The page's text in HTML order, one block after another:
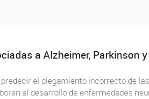
a Alzheimer, Parkinson
el plegamiento incorrecto de
al desarrollo de enfermedades